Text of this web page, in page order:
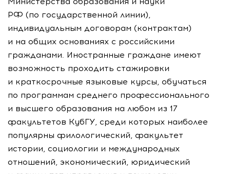
РФ (по государственной линии),
индивидуальным договорам (контрактам)
и на общих основаниях с российскими
гражданами. Иностранные граждане имеют
возможность проходить стажировки
и краткосрочные языковые курсы, обучаться
по программам среднего профессионального
и высшего образования на любом из 17
факультетов КубГУ, среди которых наиболее
популярны филологический, факультет
истории, социологии и международных
отношений, экономический, юридический